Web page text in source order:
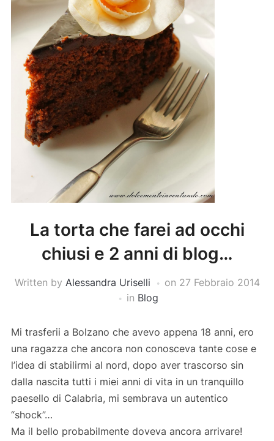
La torta che farei ad occhi
chiusi e 2 anni di blog…
Written by Alessandra Uriselli on 27 Febbraio 2014
in Blog
Mi trasferii a Bolzano che avevo appena 18 anni, ero
una ragazza che ancora non conosceva tante cose e
l’idea di stabilirmi al nord, dopo aver trascorso sin
dalla nascita tutti i miei anni di vita in un tranquillo
paesello di Calabria, mi sembrava un autentico
“shock”…
Ma il bello probabilmente doveva ancora arrivare!